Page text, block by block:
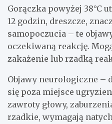
Gorączka powyżej 38°C
12 godzin, dreszcze,
samopoczucia – te
oczekiwaną reakcję.
zakażenie lub rzadką
Objawy neurologiczne –
się poza miejsce
zawroty głowy,
rzadkie, wymagają